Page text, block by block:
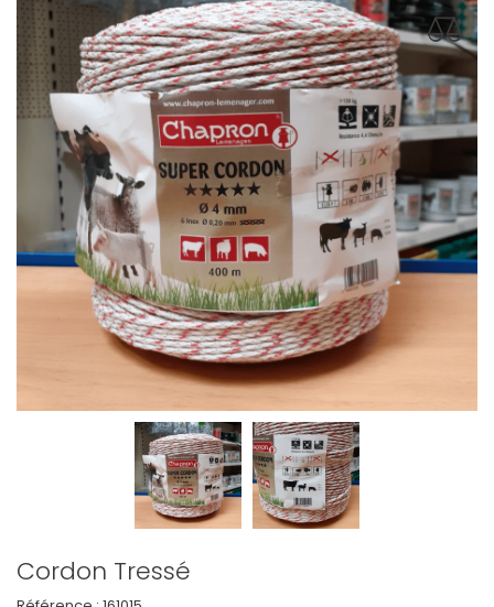
Cordon Tressé